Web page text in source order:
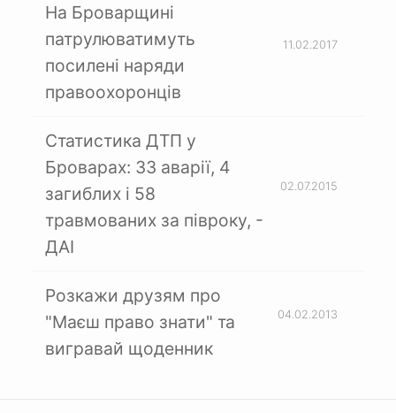
На Броварщині
патрулюватимуть
посилені наряди
правоохоронців
11.02.2017
Статистика ДТП у
Броварах: 33 аварії, 4
загиблих і 58
травмованих за півроку, -
ДАІ
02.07.2015
Розкажи друзям про
"Маєш право знати" та
вигравай щоденник
04.02.2013